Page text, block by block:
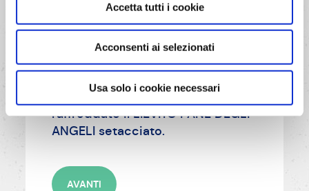
Accetta tutti i cookie
Acconsenti ai selezionati
Usa solo i cookie necessari
4/6
Infine incorporare all'impasto
raffreddato il LIEVITO PANE DEGLI
ANGELI setacciato.
AVANTI